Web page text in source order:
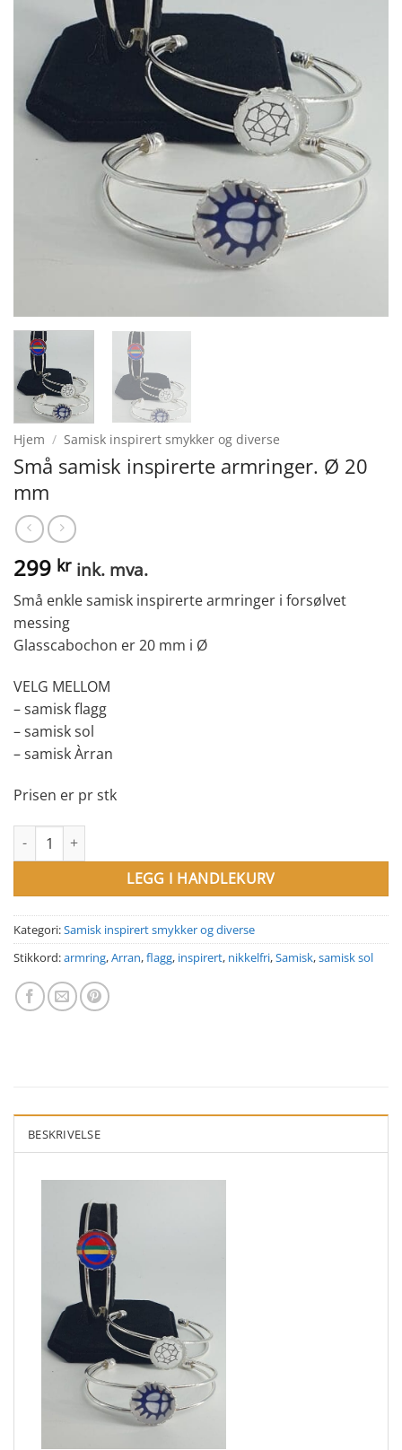
Hjem / Samisk inspirert smykker og diverse
Små samisk inspirerte armringer. Ø 20
mm
299 kr ink. mva.
Små enkle samisk inspirerte armringer i forsølvet
messing
Glasscabochon er 20 mm i Ø
VELG MELLOM
– samisk flagg
– samisk sol
– samisk Àrran
Prisen er pr stk
Små samisk inspirerte armringer. Ø 20 mm antall
LEGG I HANDLEKURV
Kategori:Samisk inspirert smykker og diverse
Stikkord:armring,Arran,flagg, inspirert, nikkelfri,Samisk,samisk sol
BESKRIVELSE